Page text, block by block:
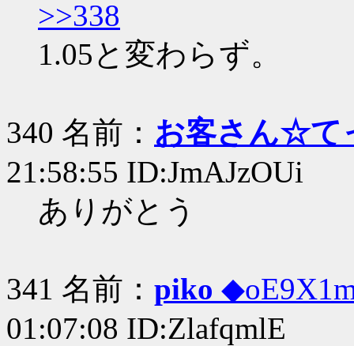
>>338
1.05と変わらず。
340 名前： お客さん☆て
21:58:55 ID:JmAJzOUi
ありがとう
341 名前： piko
01:07:08 ID:ZlafqmlE